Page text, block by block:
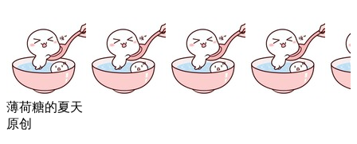
薄荷糖的夏天
原创